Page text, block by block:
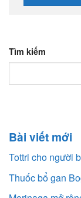
Tìm kiếm
Bài viết mới
Tottri cho người
Thuốc bổ gan